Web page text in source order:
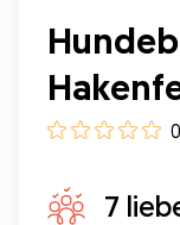
0
7